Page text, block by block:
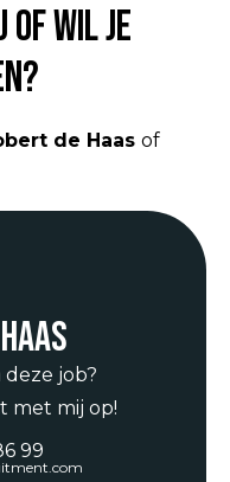
of wil je
de Haas of
job?
met mij op!
99